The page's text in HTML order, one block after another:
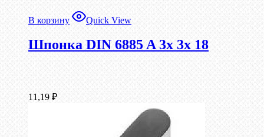
В корзину Quick View
Шпонка DIN 6885 A 3x 3x 18
11,19 ₽